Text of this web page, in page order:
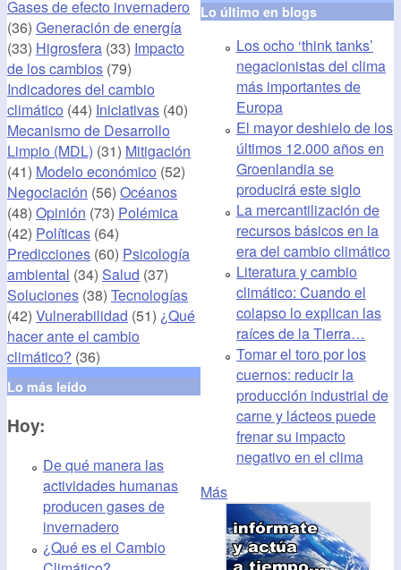
Gases de efecto invernadero
(36) Generación de energía
(33) Higrosfera (33) Impacto
de los cambios (79)
Indicadores del cambio
climático (44) Iniciativas (40)
Mecanismo de Desarrollo
Limpio (MDL) (31) Mitigación
(41) Modelo económico (52)
Negociación (56) Océanos
(48) Opinión (73) Polémica
(42) Políticas (64)
Predicciones (60) Psicología
ambiental (34) Salud (37)
Soluciones (38) Tecnologías
(42) Vulnerabilidad (51) ¿Qué
hacer ante el cambio
climático? (36)
Lo más leído
Hoy:
De qué manera las
actividades humanas
producen gases de
invernadero
¿Qué es el Cambio
Lo último en blogs
Los ocho ‘think tanks’
negacionistas del clima
más importantes de
Europa
El mayor deshielo de los
últimos 12.000 años en
Groenlandia se
producirá este siglo
La mercantilización de
recursos básicos en la
era del cambio climático
Literatura y cambio
climático: Cuando el
colapso lo explican las
raíces de la Tierra…
Tomar el toro por los
cuernos: reducir la
producción industrial de
carne y lácteos puede
frenar su impacto
negativo en el clima
Más